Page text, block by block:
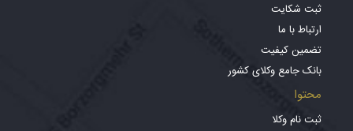
ثبت شکایت
ارتباط با ما
تضمین کیفیت
بانک جامع وکلای کشور
محتوا
ثبت نام وکلا